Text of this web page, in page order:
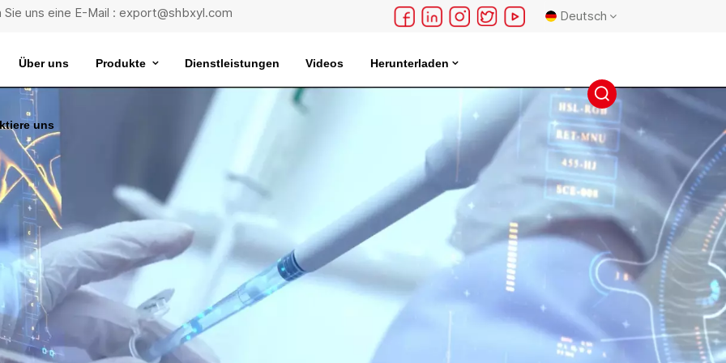
Sie uns eine E-Mail : export@shbxyl.com Deutsch
English
français
русский
español
português
日本語
Über uns Produkte Dienstleistungen Videos Herunterladen
uns